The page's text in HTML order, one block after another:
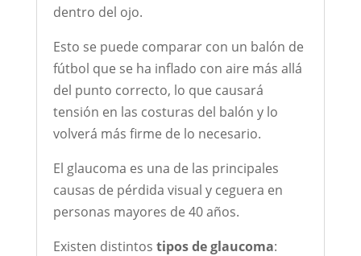
dentro del ojo.
Esto se puede comparar con un balón de
fútbol que se ha inflado con aire más allá
del punto correcto, lo que causará
tensión en las costuras del balón y lo
volverá más firme de lo necesario.
El glaucoma es una de las principales
causas de pérdida visual y ceguera en
personas mayores de 40 años.
Existen distintos tipos de glaucoma: